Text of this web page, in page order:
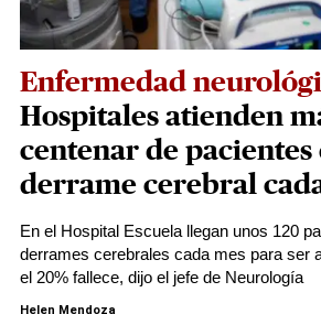
Enfermedad
Hospitales atienden
centenar de pacientes
derrame cerebral
En el Hospital Escuela llegan unos 120
derrames cerebrales cada mes para ser
el 20% fallece, dijo el jefe de Neurología
Helen Mendoza